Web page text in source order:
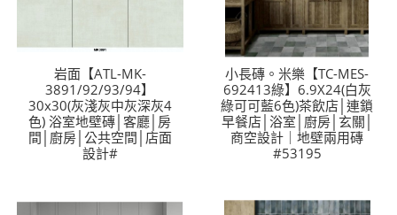
岩面【ATL-MK-
3891/92/93/94】
30x30(灰淺灰中灰深灰4
色) 浴室地壁磚│客廳│房
間│廚房│公共空間│店面
設計#
小長磚。米樂【TC-MES-
692413綠】6.9X24(白灰
綠可可藍6色)茶飲店│連鎖
早餐店│浴室│廚房│玄關│
商空設計｜地壁兩用磚
#53195